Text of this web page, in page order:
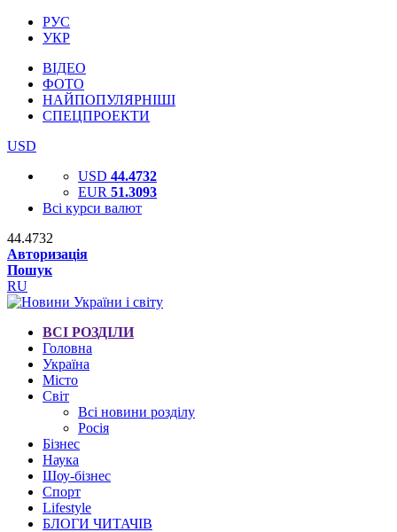
РУС
УКР
ВІДЕО
ФОТО
НАЙПОПУЛЯРНІШІ
СПЕЦПРОЕКТИ
USD
USD 44.4732
EUR 51.3093
Всі курси валют
44.4732
Авторизація
Пошук
RU
ВСІ РОЗДІЛИ
Головна
Україна
Місто
Світ
Всі новини розділу
Росія
Бізнес
Наука
Шоу-бізнес
Спорт
Lifestyle
БЛОГИ ЧИТАЧІВ